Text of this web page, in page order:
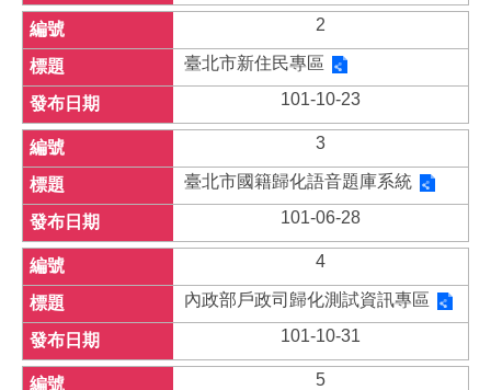
2
臺北市新住民專區
101-10-23
3
臺北市國籍歸化語音題庫系統
101-06-28
4
內政部戶政司歸化測試資訊專區
101-10-31
5